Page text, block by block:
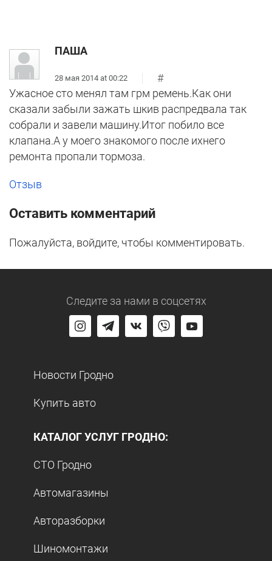
ПАША
28 мая 2014 at 00:22
#
Ужасное сто менял там грм ремень.Как они
сказали забыли зажать шкив распредвала так
собрали и завели машину.Итог побило все
клапана.А у моего знакомого после ихнего
ремонта пропали тормоза.
Отзыв
Оставить комментарий
Пожалуйста, войдите, чтобы комментировать.
Следите за нами в соцсетях
Новости Гродно
Купить авто
КАТАЛОГ УСЛУГ ГРОДНО:
СТО Гродно
Автомагазины
Авторазборки
Шиномонтажи